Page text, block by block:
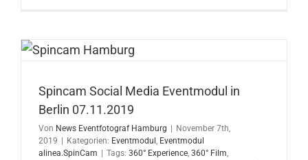
Spincam Social Media Eventmodul in
Berlin 07.11.2019
Von News Eventfotograf Hamburg
November 7th,
2019
Kategorien: Eventmodul , Eventmodul
alinea.SpinCam
Tags: 360° Experience, 360° Film,